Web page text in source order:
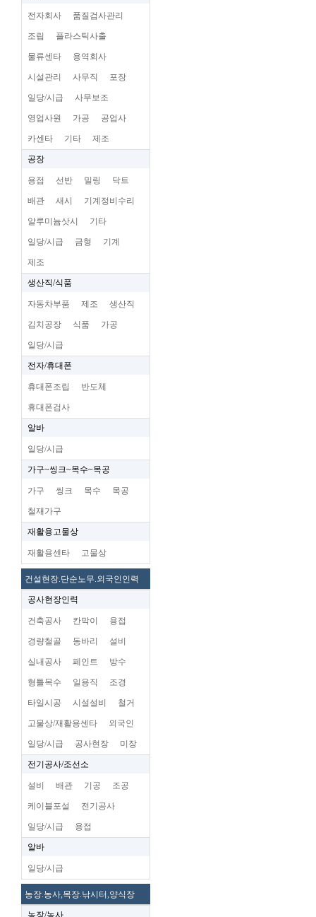
전자회사 품질검사관리
조립 플라스틱사출
물류센타 용역회사
시설관리 사무직 포장
일당/시급 사무보조
영업사원 가공 공업사
카센타 기타 제조
공장
용접 선반 밀링 닥트
배관 새시 기계정비수리
알루미늄삿시 기타
일당/시급 금형 기계
제조
생산직/식품
자동차부품 제조 생산직
김치공장 식품 가공
일당/시급
전자/휴대폰
휴대폰조립 반도체
휴대폰검사
알바
일당/시급
가구~씽크~목수~목공
가구 씽크 목수 목공
철재가구
재활용고물상
재활용센타 고물상
건설현장.단순노무.외국인인력
공사현장인력
건축공사 칸막이 용접
경량철골 동바리 설비
실내공사 페인트 방수
형틀목수 일용직 조경
타일시공 시설설비 철거
고물상/재활용센타 외국인
일당/시급 공사현장 미장
전기공사/조선소
설비 배관 기공 조공
케이블포설 전기공사
일당/시급 용접
알바
일당/시급
농장.농사,목장.낚시터,양식장
농장/농사